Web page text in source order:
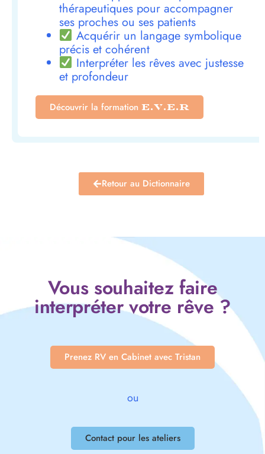
thérapeutiques pour accompagner
ses proches ou ses patients
Acquérir un langage symbolique
précis et cohérent
Interpréter les rêves avec justesse
et profondeur
Découvrir la formation E.V.E.R
Retour au Dictionnaire
Vous souhaitez faire
interpréter votre rêve ?
Prenez RV en Cabinet avec Tristan
ou
Contact pour les ateliers